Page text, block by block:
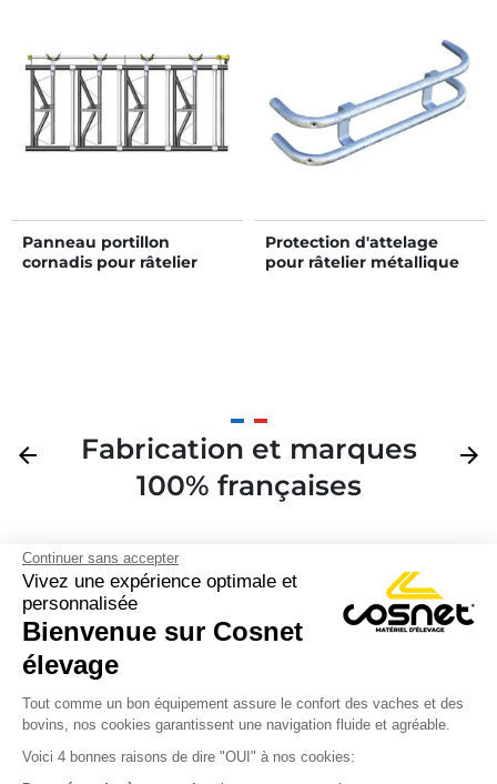
Continuer sans accepter
Vivez une expérience optimale et
personnalisée
Bienvenue sur Cosnet
élevage
Tout comme un bon équipement assure le confort des vaches et des
bovins, nos cookies garantissent une navigation fluide et agréable.
Voici 4 bonnes raisons de dire "OUI" à nos cookies:
Panneau portillon
cornadis pour râtelier
Protection d'attelage
pour râtelier métallique
Précédent
arrow_back
Fabrication et marques
100% françaises
arrow_forward